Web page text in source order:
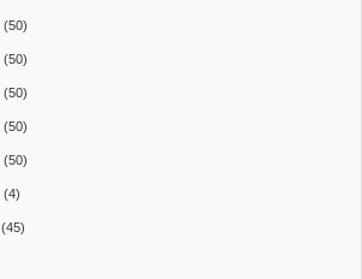
(50)
(50)
(50)
(50)
(50)
(4)
(45)